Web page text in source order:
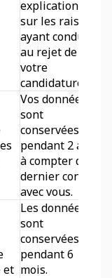
explications
sur les raisons
ayant conduit
au rejet de
votre
candidature.
Vos données
sont
conservées
pendant 2 ans
à compter du
dernier contact
avec vous.
et
Les données
sont
conservées
pendant 6
mois.